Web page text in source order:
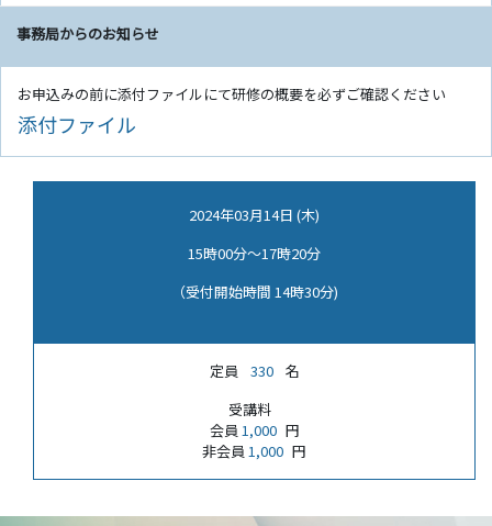
事務局からのお知らせ
お申込みの前に添付ファイルにて研修の概要を必ずご確認ください
添付ファイル
2024年03月14日 (木)
15時00分～17時20分
（受付開始時間 14時30分)
定員 330
名
受講料
会員 1,000 円
非会員 1,000 円